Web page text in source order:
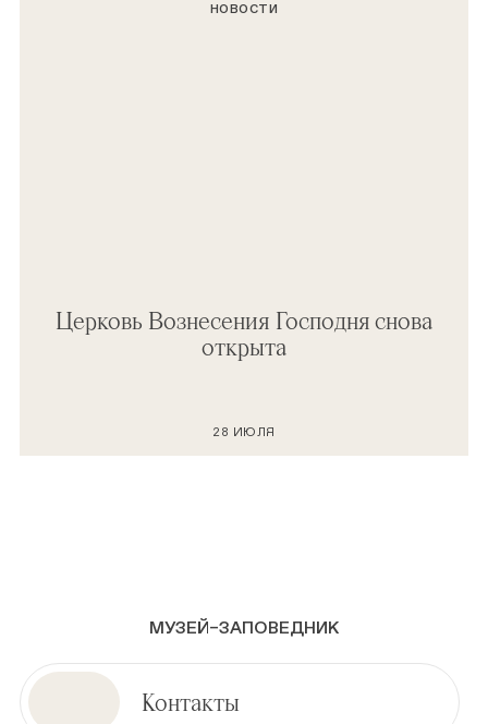
НОВОСТИ
Церковь Вознесения Господня снова
открыта
28 ИЮЛЯ
МУЗЕЙ–ЗАПОВЕДНИК
Контакты